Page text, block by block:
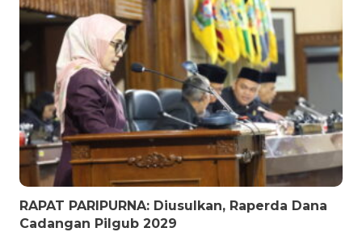
RAPAT PARIPURNA: Diusulkan, Raperda Dana
Cadangan Pilgub 2029